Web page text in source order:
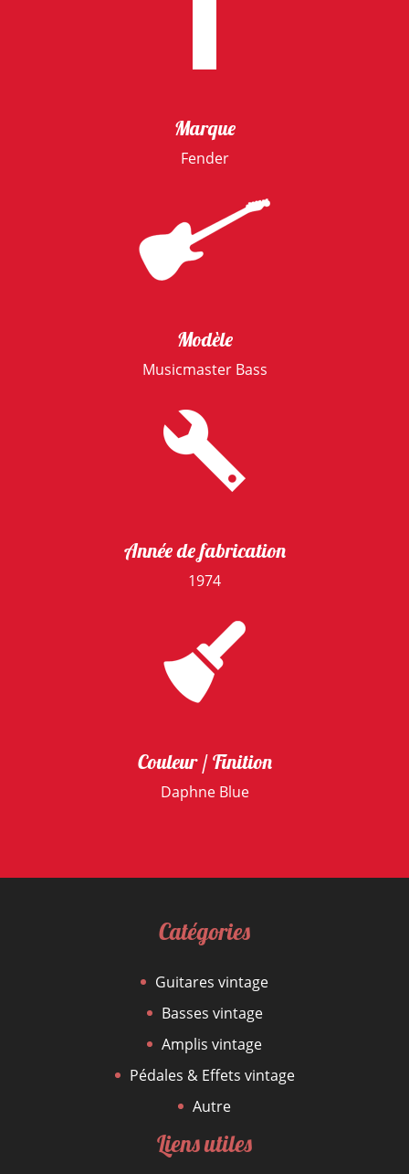
Marque
Fender
Modèle
Musicmaster Bass
Année de fabrication
1974
Couleur / Finition
Daphne Blue
Catégories
Guitares vintage
Basses vintage
Amplis vintage
Pédales & Effets vintage
Autre
Liens utiles